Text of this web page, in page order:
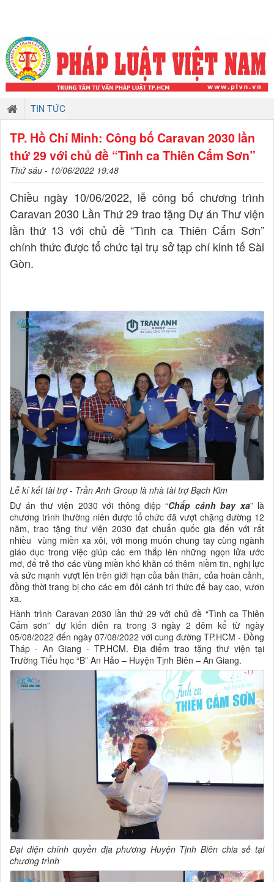
TIN TỨC
TP. Hồ Chí Minh: Công bố Caravan 2030 lần
thứ 29 với chủ đề “Tình ca Thiên Cấm Sơn”
Thứ sáu - 10/06/2022 19:48
Chiều ngày 10/06/2022, lễ công bố chương trình
Caravan 2030 Lần Thứ 29 trao tặng Dự án Thư viện
lần thứ 13 với chủ đề “Tình ca Thiên Cấm Sơn”
chính thức được tổ chức tại trụ sở tạp chí kinh tế Sài
Gòn.
Lễ kí kết tài trợ - Trần Anh Group là nhà tài trợ Bạch Kim
Dự án thư viện 2030 với thông điệp “Chắp cánh bay xa” là
chương trình thường niên được tổ chức đã vượt chặng đường 12
năm, trao tặng thư viện 2030 đạt chuẩn quốc gia đến với rất
nhiều vùng miền xa xôi, với mong muốn chung tay cùng ngành
giáo dục trong việc giúp các em thắp lên những ngọn lửa ước
mơ, để trẻ thơ các vùng miền khó khăn có thêm niềm tin, nghị lực
và sức mạnh vượt lên trên giới hạn của bản thân, của hoàn cảnh,
đồng thời trang bị cho các em đôi cánh tri thức để bay cao, vươn
xa.
Hành trình Caravan 2030 lần thứ 29 với chủ đề “Tình ca Thiên
Cấm sơn” dự kiến diễn ra trong 3 ngày 2 đêm kể từ ngày
05/08/2022 đến ngày 07/08/2022 với cung đường TP.HCM - Đồng
Tháp - An Giang - TP.HCM. Địa điểm trao tặng thư viện tại
Trường Tiểu học “B” An Hảo – Huyện Tịnh Biên – An Giang.
Đại diện chính quyền địa phương Huyện Tịnh Biên chia sẻ tại
chương trình